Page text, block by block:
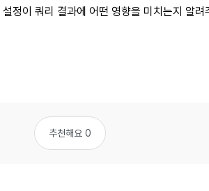
정이 쿼리 결과에 어떤 영향을 미치는지 알려
추천해요 0